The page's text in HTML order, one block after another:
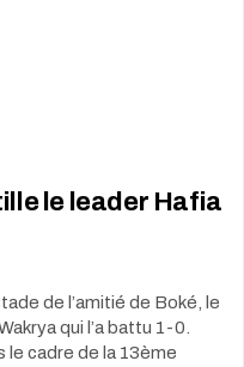
le leader Hafia
de l’amitié de Boké, le
qui l’a battu 1-0.
le cadre de la 13ème